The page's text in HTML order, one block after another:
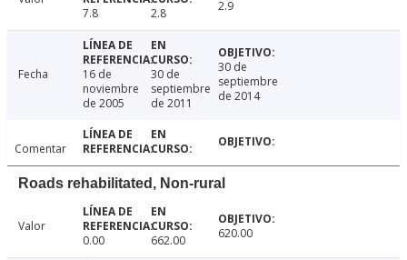
7.8
2.8 2.9
Fecha
16 de
noviembre
de 2005
30 de
septiembre
de 2011
30 de
septiembre
de 2014
Comentar
Roads rehabilitated, Non-rural
Valor
0.00
662.00 620.00